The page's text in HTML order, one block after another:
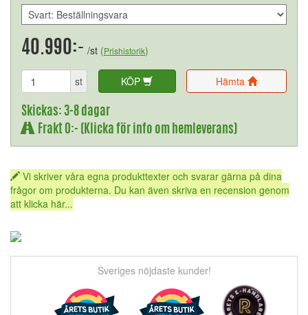
40.990:- /st (Prishistorik)
st KÖP Hämta
Skickas: 3-8 dagar
Frakt 0:- (Klicka för info om hemleverans)
Vi skriver våra egna produkttexter och svarar gärna på dina
frågor om produkterna. Du kan även skriva en recension genom
att klicka här...
Sveriges nöjdaste kunder!